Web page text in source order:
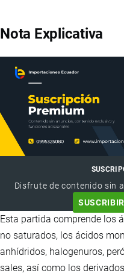
Nota Explicativa
Disfrute de contenido sin
Esta partida comprende los
no saturados, los ácidos
anhídridos, halogenuros,
sales, así como los